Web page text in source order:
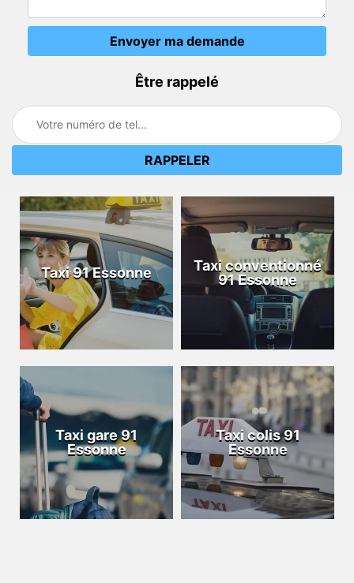
Être rappelé
Taxi 91 Essonne
Taxi conventionné
91 Essonne
Taxi gare 91
Essonne
Taxi colis 91
Essonne